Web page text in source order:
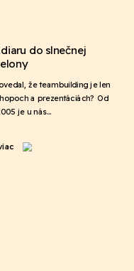
do slnečnej
že teambuilding je len
a prezentáciách? Od
je u nás…